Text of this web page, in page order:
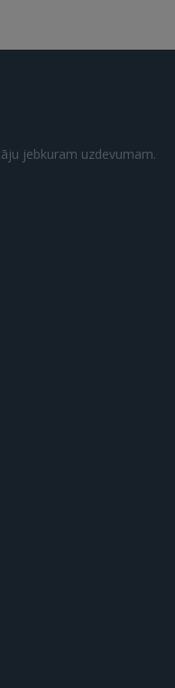
jebkuram uzdevumam.